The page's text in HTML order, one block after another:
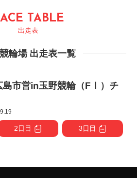
TABLE
出走表
輪場 出走表一覧
島市営in玉野競輪（FⅠ）チ
2日目 3日目